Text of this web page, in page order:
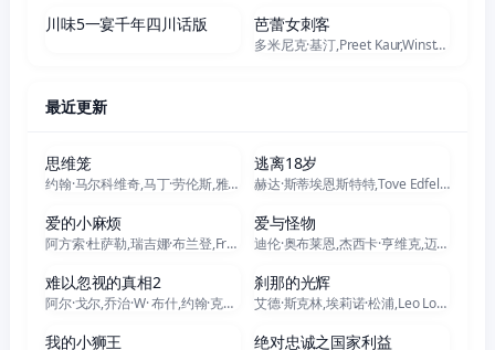
川味5一宴千年四川话版 芭蕾女刺客
多米尼克·基汀,Preet Kaur,Winston Salk,Nicolas Sellar,罗西奥·斯科托,G. Anthony Joseph,Ignacio Alcala Jr.,Joe Kurak,Anthony J Cruz,Myesha Williams,Dani Chace,Kristopher Izquierdo,马里奥·庞塞
最近更新
思维笼
约翰·马尔科维奇,马丁·劳伦斯,雅各布·格罗德尼克,梅丽莎·罗斯伯格
逃离18岁
赫达·斯蒂埃恩斯特特,Tove Edfeldt,莫悦玲,Ariana Nicole George,Vanna Rosenberg,Lo Kauppi,Maxwell Cunningham,米丽亚姆·英格丽,Ved Maddison,David Tainton,佩尔·弗里策尔,盖利尔·伊斯梅尔,Edvard Olsson,Ahmed Berhan,米拉·埃克隆德,Klara Zimmergren,Kesia Brooke,Elinor Silfversparre,Tindra Källström,Celin
正片
爱的小麻烦
阿方索·杜萨勒,瑞吉娜·布兰登,Francesca Mercadante
正片
爱与怪物
迪伦·奥布莱恩,杰西卡·亨维克,迈克尔·鲁克,丹尼尔·尤因,阿丽亚娜·格林布拉特,艾伦·霍尔曼,特雷·黑尔,帕卡罗·姆泽贝,西尼·普里蒂,阿玛莉·沃德,特克赫·图哈卡,塔斯尼姆·罗克,托马斯·坎贝尔,乔尔·皮尔斯,梅拉妮·萨内蒂,布鲁斯·斯宾斯,米莉亚玛·史密斯,安德鲁·布坎南,坦蒂·莱特,达米安·加维,西罗,道奇,拉里·塞达尔
正片
难以忽视的真相2
阿尔·戈尔,乔治·W· 布什,约翰·克里,马可·科拉佩尔斯,安格拉·默克尔,巴拉克·奥巴马,弗拉基米尔·普京,唐纳德·特朗普
正片
刹那的光辉
艾德·斯克林,埃莉诺·松浦,Leo Long,欧文·马肯,洛琳·艾什本,内尔·斯杜克,库尔特·埃贾万,斯坦利·摩根,Racheal Ofori,乔普林·西伯顿,Tom Bacon,Carrie Rock,艾亚娜·古德费洛,Jack Minton,马库斯·弗雷泽,Jediael Stiling,Jacob Webster,Jack Maw,Jamie Wannell,玻贾莎安
正片
我的小狮王
正片
绝对忠诚之国家利益